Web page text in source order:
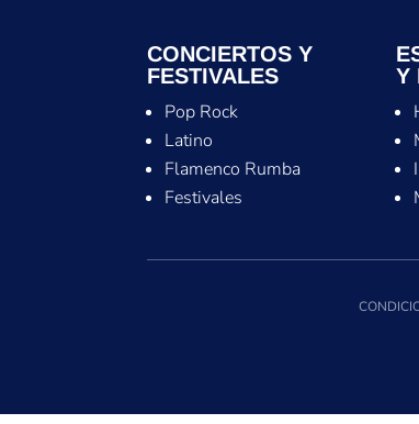
CONCIERTOS Y
FESTIVALES
Pop Rock
Latino
Flamenco Rumba
Festivales
Y